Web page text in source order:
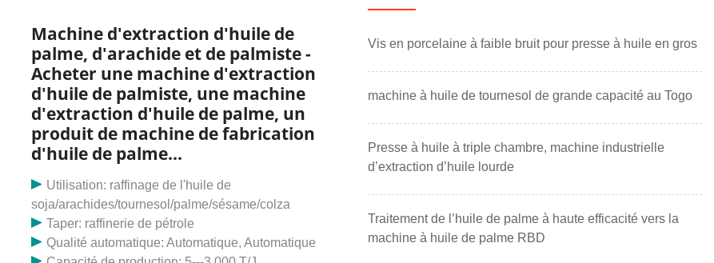
Machine d'extraction d'huile de
palme, d'arachide et de palmiste -
Acheter une machine d'extraction
d'huile de palmiste, une machine
d'extraction d'huile de palme, un
produit de machine de fabrication
d'huile de palme...
Utilisation: raffinage de l'huile de
soja/arachides/tournesol/palme/sésame/colza
Taper: raffinerie de pétrole
Qualité automatique: Automatique, Automatique
Vis en porcelaine à faible bruit pour presse à huile en gros
machine à huile de tournesol de grande capacité au Togo
Presse à huile à triple chambre, machine industrielle
d’extraction d’huile lourde
Traitement de l’huile de palme à haute efficacité vers la
machine à huile de palme RBD